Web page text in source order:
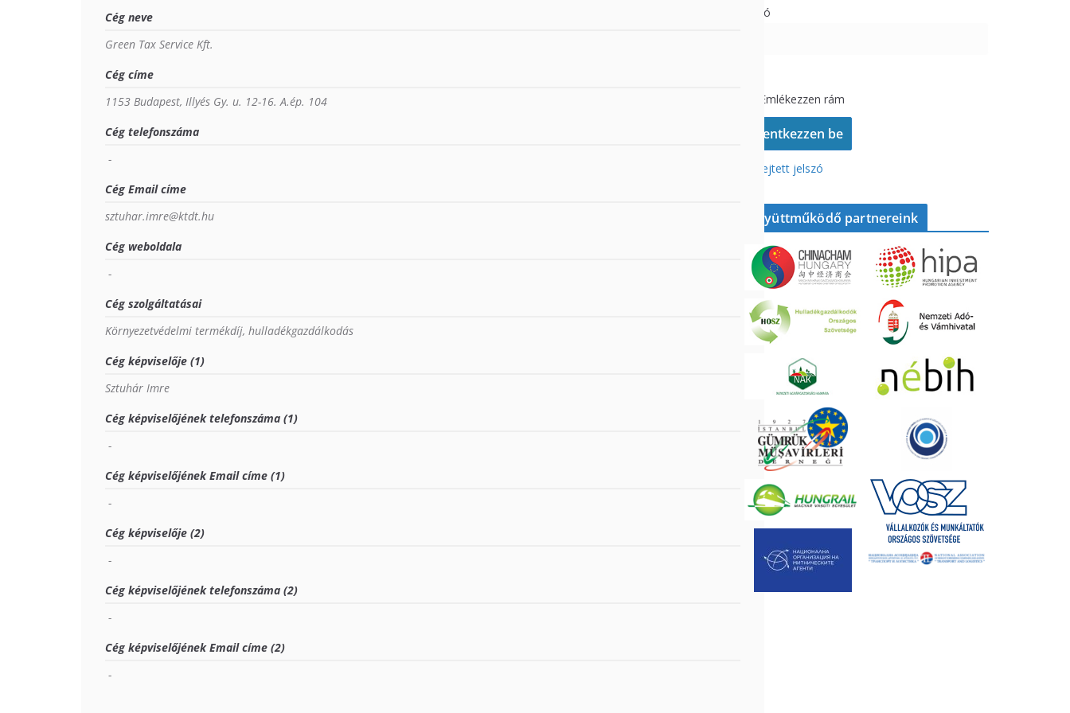
Cég neve
Green Tax Service Kft.
Cég címe
1153 Budapest, Illyés Gy. u. 12-16. A.ép. 104
Cég telefonszáma
-
Cég Email címe
sztuhar.imre@ktdt.hu
Cég weboldala
-
Cég szolgáltatásai
Környezetvédelmi termékdíj, hulladékgazdálkodás
Cég képviselője (1)
Sztuhár Imre
Cég képviselőjének telefonszáma (1)
-
Cég képviselőjének Email címe (1)
-
Cég képviselője (2)
-
Cég képviselőjének telefonszáma (2)
-
Cég képviselőjének Email címe (2)
-
Jelszó
Emlékezzen rám
Elfelejtett jelszó
Együttműködő partnereink